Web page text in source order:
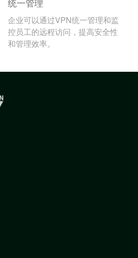
统一管理
企业可以通过VPN统一管理和监
控员工的远程访问，提高安全性
和管理效率。